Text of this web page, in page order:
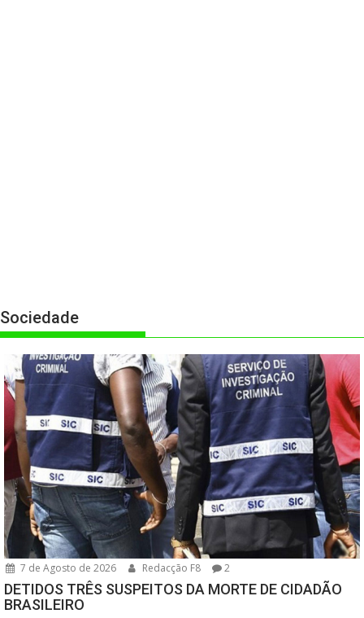
Sociedade
7 de Agosto de 2026 Redacção F8 2
DETIDOS TRÊS SUSPEITOS DA MORTE DE CIDADÃO
BRASILEIRO